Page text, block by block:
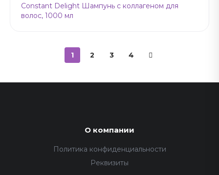
Constant Delight Шампунь с коллагеном для
волос, 1000 мл
1 2 3 4
О компании
Политика конфиденциальности
Реквизиты